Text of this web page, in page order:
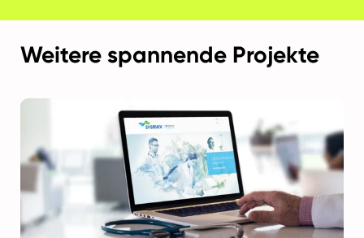
Weitere spannende Projekte